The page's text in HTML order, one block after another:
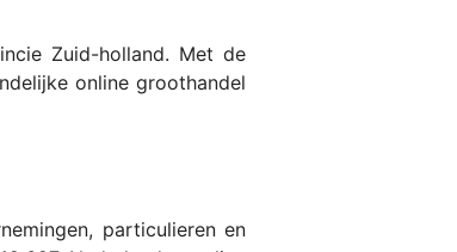
Zuid-holland. Met de
online groothandel
particulieren en